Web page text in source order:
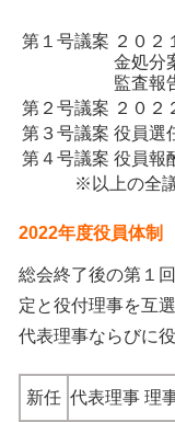
第１号議案 ２０２
金処分
監査報
第２号議案 ２０２
第３号議案 役員選
第４号議案 役員報
※以上の全議案
2022年度役員体制
総会終了後の第１
定と役付理事を互
代表理事ならびに
新任 代表理事 理